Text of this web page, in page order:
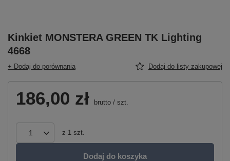
Kinkiet MONSTERA GREEN TK Lighting
4668
+ Dodaj do porównania Dodaj do listy zakupowej
186,00 zł brutto / szt.
z 1 szt.
Dodaj do koszyka